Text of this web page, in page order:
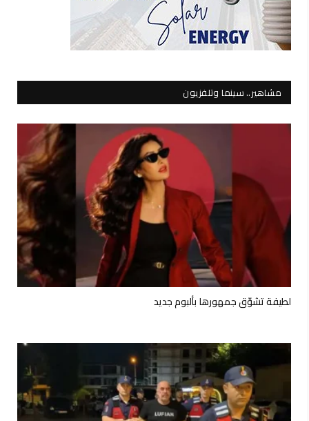
مشاهير.. سينما وتلفزيون
لطيفة تشوّق جمهورها بألبوم جديد